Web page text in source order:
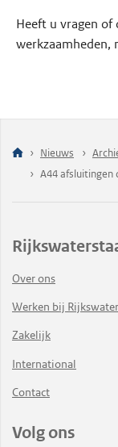
Heeft u vragen of
werkzaamheden,
Nieuws
A44 afsluitingen
Over ons
Werken bij
Zakelijk
International
Contact
Volg ons